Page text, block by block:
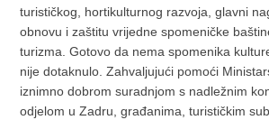
turističkog, hortikulturnog razvoja, glavni
obnovu i zaštitu vrijedne spomeničke
turizma. Gotovo da nema spomenika
nije dotaknulo. Zahvaljujući pomoći
iznimno dobrom suradnjom s nadležnim
odjelom u Zadru, građanima, turističkim